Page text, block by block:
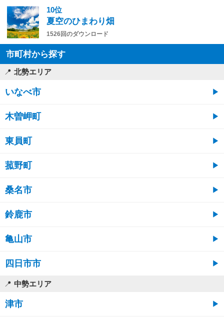
10位
夏空のひまわり畑
1526回のダウンロード
市町村から探す
北勢エリア
いなべ市
木曽岬町
東員町
菰野町
桑名市
鈴鹿市
亀山市
四日市市
中勢エリア
津市